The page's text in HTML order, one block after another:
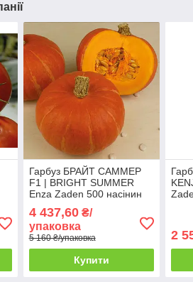
Гарбуз БРАЙТ САММЕР
F1 | BRIGHT SUMMER
Enza Zaden 500 насінин
4 437,60₴/
упаковка
5 160 ₴/упаковка
Купити
2